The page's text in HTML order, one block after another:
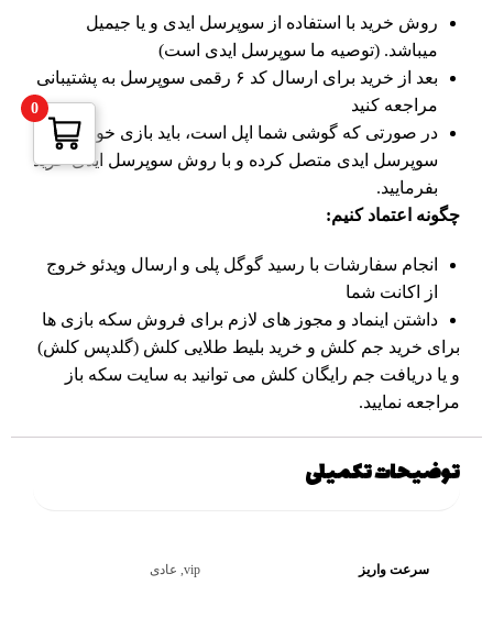
روش خرید با استفاده از سوپرسل ایدی و یا جیمیل
میباشد. (توصیه ما سوپرسل ایدی است)
بعد از خرید برای ارسال کد ۶ رقمی سوپرسل به پشتیبانی
مراجعه کنید
در صورتی که گوشی شما اپل است، باید بازی خود را به
سوپرسل ایدی متصل کرده و با روش سوپرسل ایدی خرید
بفرمایید.
چگونه اعتماد کنیم:
انجام سفارشات با رسید گوگل پلی و ارسال ویدئو خروج
از اکانت شما
داشتن اینماد و مجوز های لازم برای فروش سکه بازی ها
برای خرید جم کلش و خرید بلیط طلایی کلش (گلدپس کلش)
و یا دریافت جم رایگان کلش می توانید به سایت سکه باز
مراجعه نمایید.
توضیحات تکمیلی
سرعت واریز vip, عادی
0